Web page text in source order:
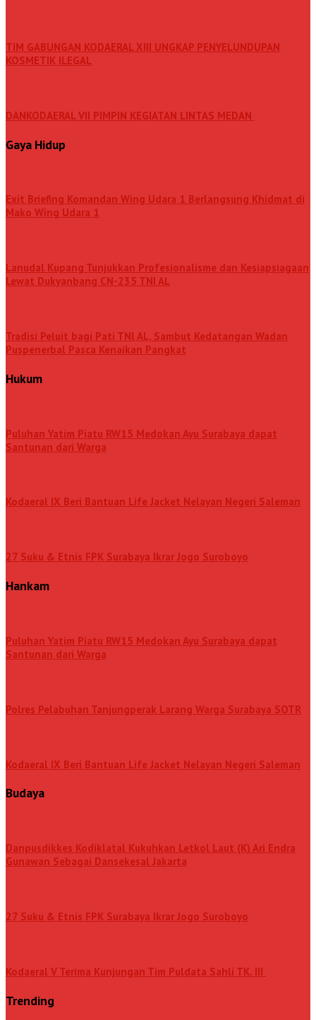
TIM GABUNGAN KODAERAL XIII UNGKAP PENYELUNDUPAN
KOSMETIK ILEGAL
DANKODAERAL VII PIMPIN KEGIATAN LINTAS MEDAN
Gaya Hidup
Exit Briefing Komandan Wing Udara 1 Berlangsung Khidmat di
Mako Wing Udara 1
Lanudal Kupang Tunjukkan Profesionalisme dan Kesiapsiagaan
Lewat Dukyanbang CN-235 TNI AL
Tradisi Peluit bagi Pati TNl AL, Sambut Kedatangan Wadan
Puspenerbal Pasca Kenaikan Pangkat
Hukum
Puluhan Yatim Piatu RW15 Medokan Ayu Surabaya dapat
Santunan dari Warga
Kodaeral IX Beri Bantuan Life Jacket Nelayan Negeri Saleman
27 Suku & Etnis FPK Surabaya Ikrar Jogo Suroboyo
Hankam
Puluhan Yatim Piatu RW15 Medokan Ayu Surabaya dapat
Santunan dari Warga
Polres Pelabuhan Tanjungperak Larang Warga Surabaya SOTR
Kodaeral IX Beri Bantuan Life Jacket Nelayan Negeri Saleman
Budaya
Danpusdikkes Kodiklatal Kukuhkan Letkol Laut (K) Ari Endra
Gunawan Sebagai Dansekesal Jakarta
27 Suku & Etnis FPK Surabaya Ikrar Jogo Suroboyo
Kodaeral V Terima Kunjungan Tim Puldata Sahli TK. III
Trending